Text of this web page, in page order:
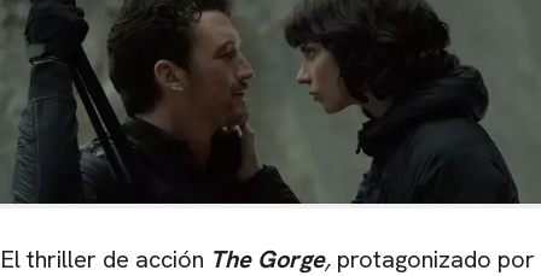
El thriller de acción The Gorge, protagonizado por